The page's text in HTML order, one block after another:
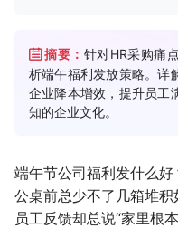
摘要： 针对HR采购痛
析端午福利发放策略。详
企业降本增效，提升员工
知的企业文化。
端午节公司福利发什么
公桌前总少不了几箱堆积
员工反馈却总说“家里根